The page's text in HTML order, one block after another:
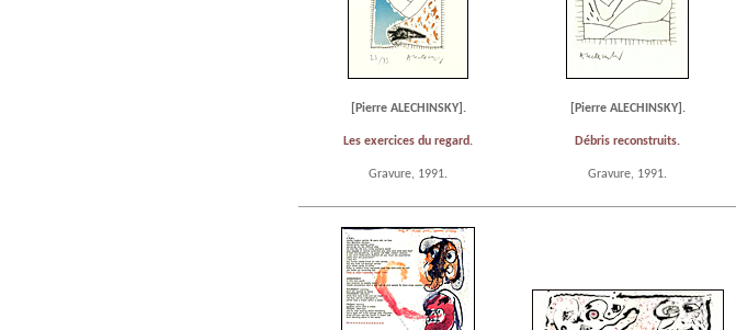
[Pierre ALECHINSKY].
Les exercices du regard.
Gravure, 1991.
[Pierre ALECHINSKY].
Débris reconstruits.
Gravure, 1991.